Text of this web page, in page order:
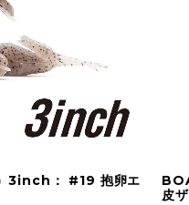
： #19 抱卵エ
皮ザ